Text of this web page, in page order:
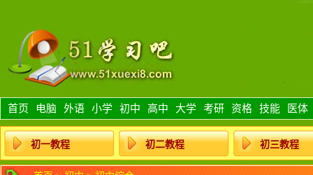
首页 电脑 外语 小学 初中 高中 大学 考研 资格 技能 医体
初一教程 初二教程 初三教程